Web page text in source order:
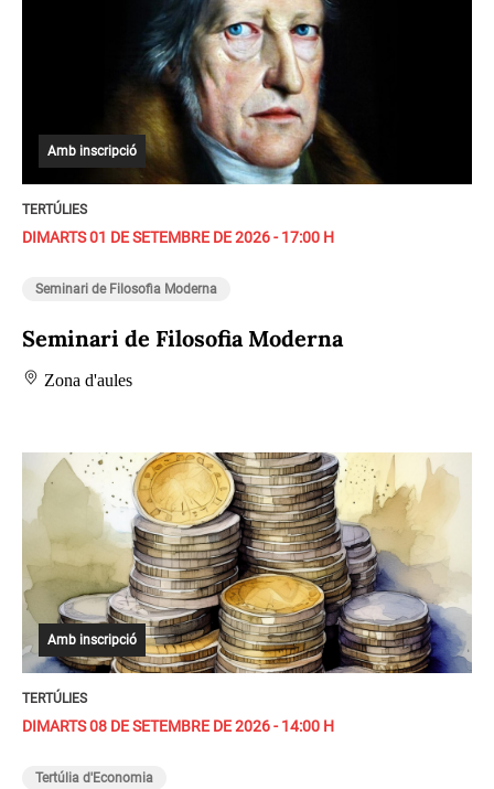
Amb inscripció
TERTÚLIES
DIMARTS 01 DE SETEMBRE DE 2026 - 17:00 H
Seminari de Filosofia Moderna
Seminari de Filosofia Moderna
Zona d'aules
Amb inscripció
TERTÚLIES
DIMARTS 08 DE SETEMBRE DE 2026 - 14:00 H
Tertúlia d'Economia